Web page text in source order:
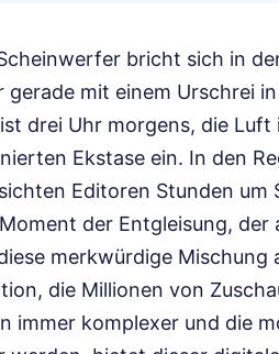
bricht sich in
gerade mit einem Urschrei
drei Uhr morgens, die
Ekstase ein. In den
Editoren Stunden
der Entgleisung,
merkwürdige Mischung
die Millionen von
immer komplexer und die